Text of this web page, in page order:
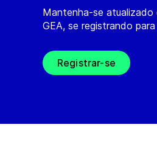
Mantenha-se
GEA, se registrando
Registrar-se